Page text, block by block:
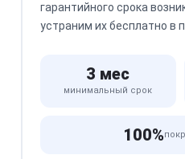
гарантийного срока
устраним их бесплатно в
3 мес
минимальный срок
100%